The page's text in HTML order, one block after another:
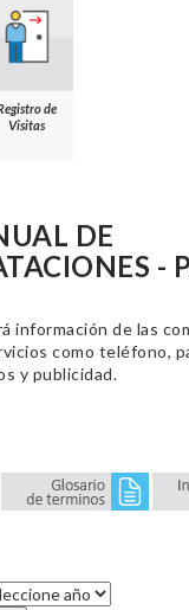
de
Visitas
DE
-
información de las
como teléfono,
y publicidad.